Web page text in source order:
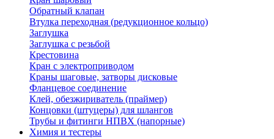
Обратный клапан
Втулка переходная (редукционное кольцо)
Заглушка
Заглушка с резьбой
Крестовина
Кран с электроприводом
Краны шаговые, затворы дисковые
Фланцевое соединение
Клей, обезжириватель (праймер)
Концовки (штуцеры) для шлангов
Трубы и фитинги НПВХ (напорные)
Химия и тестеры